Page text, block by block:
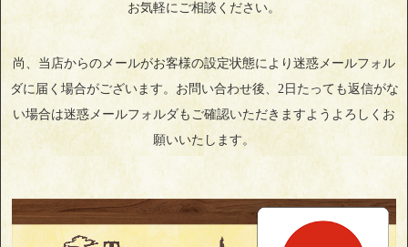
お気軽にご相談ください。
尚、当店からのメールがお客様の設定状態により迷惑メールフォル
ダに届く場合がございます。お問い合わせ後、2日たっても返信がな
い場合は迷惑メールフォルダもご確認いただきますようよろしくお
願いいたします。